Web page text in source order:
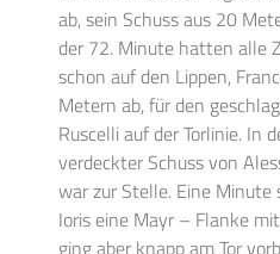
ab, sein Schuss aus 20
der 72. Minute hatten alle
schon auf den Lippen,
Metern ab, für den
Ruscelli auf der Torlinie. In
verdeckter Schuss von
war zur Stelle. Eine
Ioris eine Mayr – Flanke
ging aber knapp am Tor